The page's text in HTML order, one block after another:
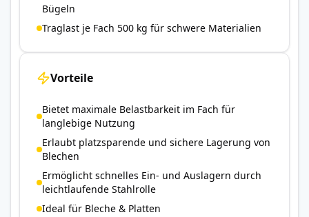
Bügeln
Traglast je Fach 500 kg für schwere Materialien
Vorteile
Bietet maximale Belastbarkeit im Fach für
langlebige Nutzung
Erlaubt platzsparende und sichere Lagerung von
Blechen
Ermöglicht schnelles Ein- und Auslagern durch
leichtlaufende Stahlrolle
Ideal für Bleche & Platten